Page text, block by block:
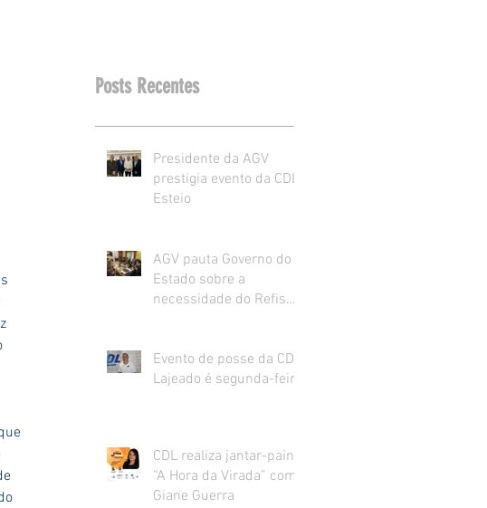
Posts Recentes
Presidente da AGV
prestigia evento da CDL
Esteio
AGV pauta Governo do
Estado sobre a
necessidade do Refis
Evento de posse da CDL
Lajeado é segunda-feira
CDL realiza jantar-painel
“A Hora da Virada” com
Giane Guerra